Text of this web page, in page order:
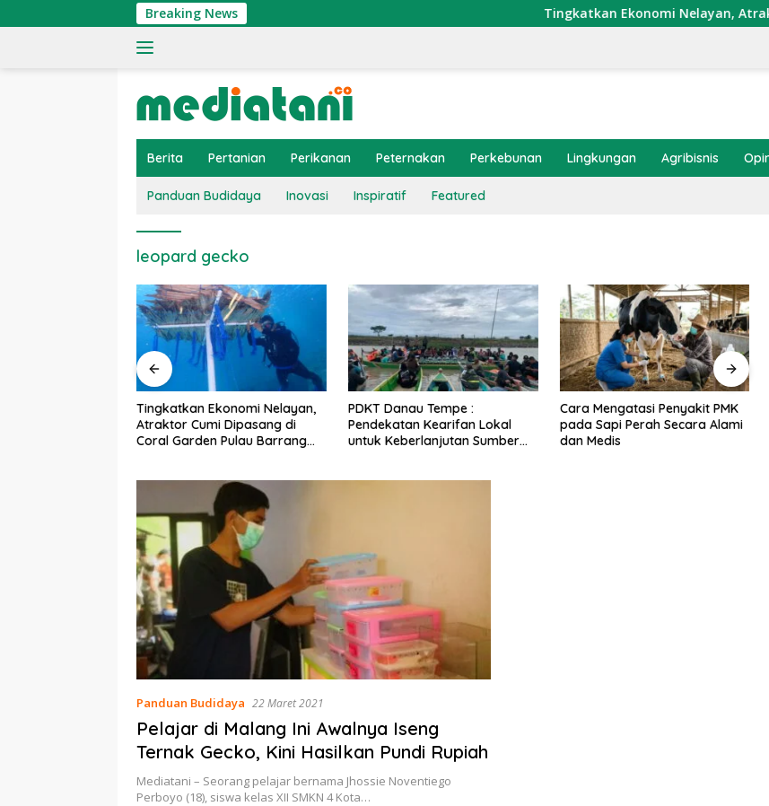
ke
Breaking News Tingkatkan Ekonomi Nelayan, Atraktor
Berita Pertanian Perikanan Peternakan Perkebunan Lingkungan Agribisnis
Panduan Budidaya Inovasi Inspiratif Featured
leopard gecko
PDKT Danau Tempe :
Pendekatan Kearifan Lokal
untuk Keberlanjutan Sumber
Cara Mengatasi Penyakit PMK
pada Sapi Perah Secara Alami
dan Medis
Dosis dan Cara Pemupukan
Tanaman Padi pada Fase
Vegetatif Aktif yang Tepat
Panduan Budidaya 22 Maret 2021
Pelajar di Malang Ini Awalnya Iseng
Ternak Gecko, Kini Hasilkan Pundi Rupiah
Mediatani – Seorang pelajar bernama Jhossie Noventiego
Perboyo (18), siswa kelas XII SMKN 4 Kota…